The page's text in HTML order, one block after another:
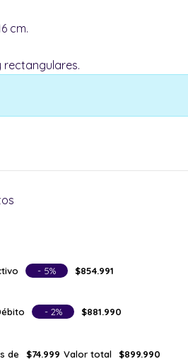
cm.
rectangulares.
- 5% $854.991
- 2% $881.990
de $74.999 Valor total $899.990